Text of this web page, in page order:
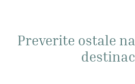
Preverite ostale